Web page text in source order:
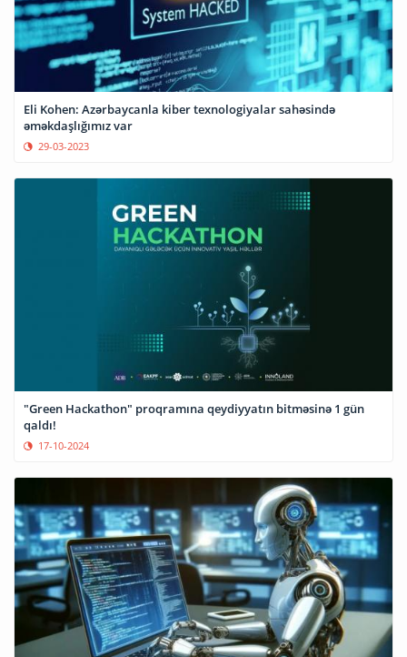
Eli Kohen: Azərbaycanla kiber texnologiyalar sahəsində
əməkdaşlığımız var
29-03-2023
"Green Hackathon" proqramına qeydiyyatın bitməsinə 1 gün
qaldı!
17-10-2024